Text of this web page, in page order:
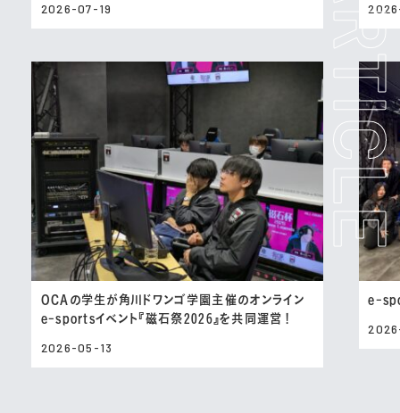
2026-07-19
OCAの学生が角川ドワンゴ学園主催のオンライン
e-sportsイベント『磁石祭2026』を共同運営！
2026-05-13
e-